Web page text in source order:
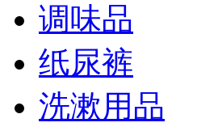
调味品
纸尿裤
洗漱用品